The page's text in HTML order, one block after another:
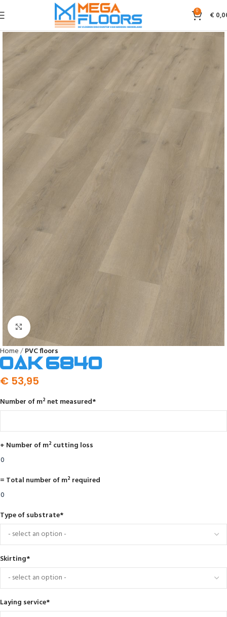
0 €
Home PVC floors
Oak 6840
€ 53,95
Number of m² net measured*
+ Number of m² cutting loss
= Total number of m² required
Type of substrate*
Skirting*
Laying service*
Click to enlarge